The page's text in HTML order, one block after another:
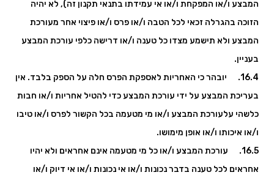
המבצע ו/או המפקחת ו/או אי עמידתו בתנאי תקנון זה), לא יהיה
הזוכה בהגרלה זכאי לכל הטבה ו/או פרס ו/או פיצוי אחר מעורכת
המבצע ולא תישמע מצדו כל טענה ו/או דרישה כלפי עורכת המבצע
בעניין.
16.4. יובהר כי האחריות לאספקת הפרס חלה על הספק בלבד. אין
בעריכת המבצע על ידי עורכת המבצע כדי להטיל אחריות ו/או חבות
כלשהי עלעורכת המבצע ו/או מי מטעמה בכל הקשור לפרס ו/או טיבו
ו/או איכותו ו/או אופן מימושו.
16.5. עורכת המבצע ו/או כל מי מטעמה אינם אחראים ולא יהיו
אחראים לכל טענה בדבר נכונות ו/או אי נכונות ו/או אי דיוק ו/או